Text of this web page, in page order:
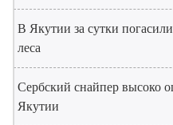
В Якутии за сутки
леса
Сербский снайпер высоко
Якутии